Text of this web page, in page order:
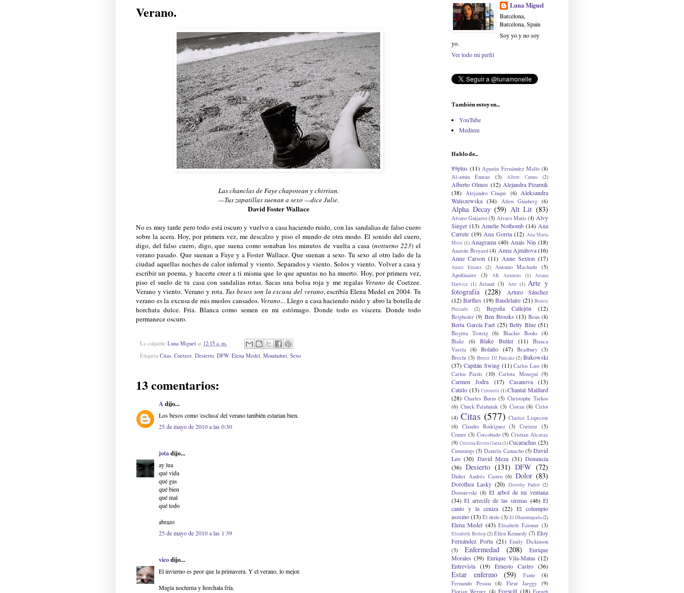
Verano.
Las chanclas de Faye chapotean y chirrían.
—Tus zapatillas suenan a sexo —dice Julie.
David Foster Wallace
No es muy tarde pero todo está oscuro y vuelvo a casa haciendo ruido, con las sandalias de falso cuero
sobre la acera. Hoy, por primera vez, me descalzo y piso el mundo de otra modo. El sonido del cuero,
digo, del falso cuero, digo, que suena como sonaban los minutos de vuelta a casa (notturno 223) el
verano pasado. Que suenan a Faye y a Foster Wallace. Que suenan a sexo. Tu sexo al otro lado de la
ciudad aquellas noches de calor infernal y viento. Separados y viento. Solos y viento. Volver a casa y
escribir un poema, y hacerte creer a ti misma que lo que apuntas no ha muerto. Hoy, por primera vez,
piso el suelo de tu casa con sandalias rotas. Sacas una bolsa roja y me regalas Verano de Coetzee.
Verano y viento. Verano y rota. Tus besos son la excusa del verano, escribía Elena Medel en 2004. Tu
verano es la excusa de mis muslos cansados. Verano... Llego a casa haciendo ruido y abro la botella de
horchata dulce. Fría. Blanca como semen en mi estómago. Donde todo es víscera. Donde todo
permanece oscuro.
La culpable Luna Miguel at 12:15 a. m.
Etiqueta Citas, Coetzee, Desierto, DFW, Elena Medel, Mondadori, Sexo
13 comentarios:
A dijo...
Los besos como 'esclusa' del verano también estarian bien.
25 de mayo de 2010 a las 0:30
jotadijo...
ay lua
qué vida
qué gas
qué bien
qué mal
qué todo
abrazo
25 de mayo de 2010 a las 1:39
vicodijo...
El invierno es peor que la primavera. Y el verano, lo mejor.
Magia nocturna y horchata fría.
Luna Miguel
Barcelona,
Barcelona, Spain
Soy yo y no soy
yo.
Ver todo mi perfil
También estoy en...
YouTube
Medium
Hablo de...
89plus (11) Agustín Fernández Mallo (8)
Al-amin Emran
(3) Albert Camus (2)
Alberto Olmos (12) Alejandra Pizarnik
(38)
Alejandro Cinque (6)
Aleksandra
Waliszewska (34) Allen Ginsberg (6)
Alpha Decay (59) Alt Lit (83)
Alvaro Guijarro (5) Alvaro Mutis (4) Alvy
Singer (13) Amelie Nothomb (14) Ana
Carrete (19) Ana Gorria (12) Ana María
Moix (1) Anagrama (40) Anais Nin (18)
Anatole Broyard (4) Anna Ajmátova (16)
Anne Carson (11) Anne Sexton (17)
Annie Ernaux (2) Antonio Machado
(5)
Apollinaire
(3) AR Ammons (1)
Ariana
Harwicz (1) Artaud (3) Arte (1) Arte y
fotografía (228)
Arturo Sánchez
(12) Barthes (19) Baudelaire (21) Beatriz
Preciado
(2) Begoña Callejón (12)
Beigbeder (9) Ben Brooks (13) Benn (8)
Berta García Faet (25) Betty Blue (51)
Birgitta Trotzig (6) Blackie Books (4)
Blake
(6) Blake Butler (11)
Blanca
Varela
(8) Bolaño (47) Bradbury (3)
Brecht (3) Breece DJ Pancake (2) Bukowski
(37) Capitán Swing (11) Carlos Lust (8)
Carlos Pardo (10) Carlota Moseguí (9)
Carmen Jodra (17) Casanova
(13)
Catulo (13) Ceronetti (1) Chantal Maillard
(28) Charles Burns (5) Christophe Tarkos
(6) Chuck Palahniuk (3) Cioran (8) Cirlot
(4) Citas (577) Clarice Lispector
(6)
Claudio Rodríguez (3) Coetzee (5)
Comer (3) Corcobado (9) Cristian Alcaraz
(9) Cristina Rivera Garza(1)Cucarachas (23)
Cummings (5) Daniela Camacho (5) David
Leo (30) David Meza (31) Denuncia
(36) Desierto (131) DFW (72)
Didier Andrés Castro (6) Dolor (83)
Dorothea Lasky (20) Dorothy Parker (2)
Dostoievski (8) El arbol de mi ventana
(34) El arrecife de las sirenas (46) El
canto y la ceniza (22) El columpio
asesino(13) El dedo (3) El Dhammapada(2)
Elena Medel (43) Elisabeth Falomir (3)
Elizabeth Bishop(2) Ellen Kennedy (7) Eloy
Fernández Porta (21) Emily Dickinson
(5)
Enfermedad (208)
Enrique
Morales (39) Enrique Vila-Matas (12)
Entrevista (19) Ernesto Castro (36)
Estar enfermo (59) Fante
(8)
Fernando Pessoa
(4) Fleur Jaeggy
(9)
Florian Werner (4) Fogwill (18) Forugh